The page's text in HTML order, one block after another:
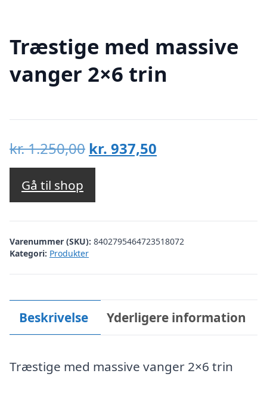
Træstige med massive
vanger 2×6 trin
kr.1.250,00 Den
oprindelige
var:
kr. 1.250,00.
kr. 937,50
kr. 937,50.
Gå til shop
Varenummer (SKU): 8402795464723518072
Kategori: Produkter
Beskrivelse Yderligere information
Træstige med massive vanger 2×6 trin